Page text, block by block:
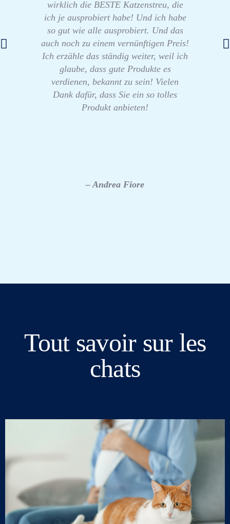
wirklich die BESTE Katzenstreu, die
ich je ausprobiert habe! Und ich habe
so gut wie alle ausprobiert. Und das
auch noch zu einem vernünftigen Preis!
Ich erzähle das ständig weiter, weil ich
glaube, dass gute Produkte es
verdienen, bekannt zu sein! Vielen
Dank dafür, dass Sie ein so tolles
Produkt anbieten!
– Andrea Fiore
Tout savoir sur les
chats